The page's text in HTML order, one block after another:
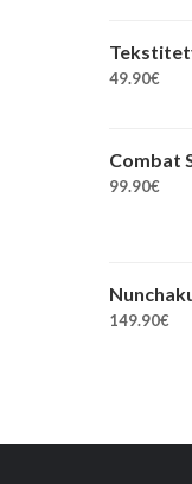
49.90€
Combat
99.90€
149.90€